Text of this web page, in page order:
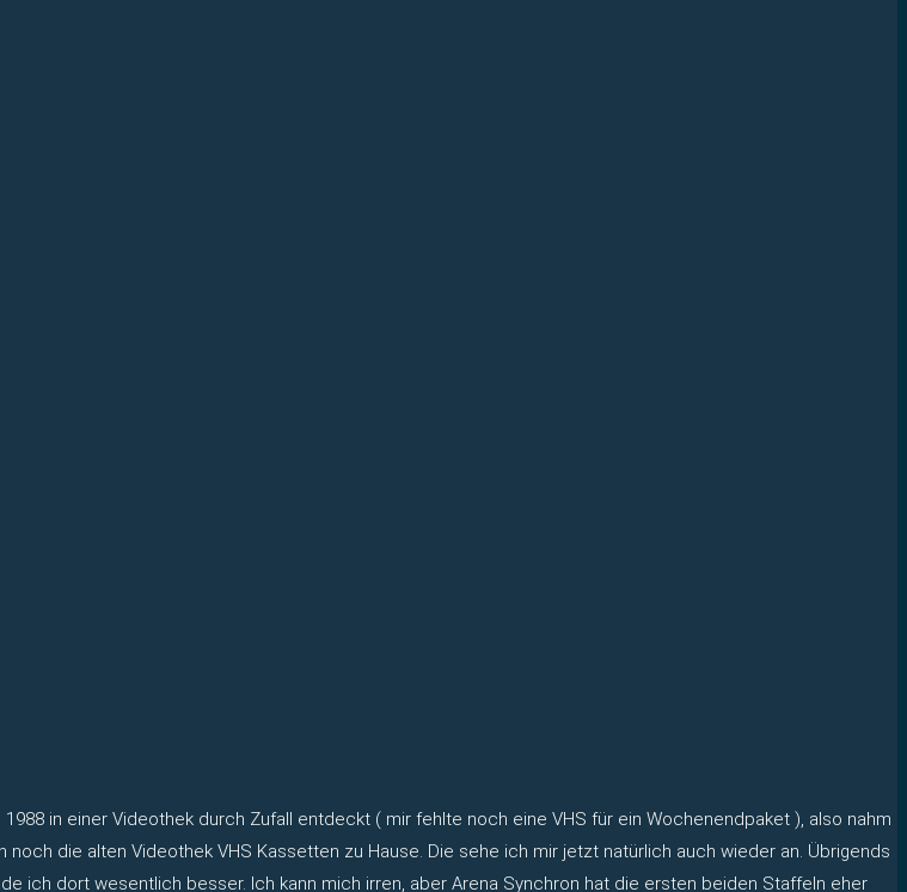
in einer Videothek durch Zufall entdeckt ( mir fehlte noch eine VHS für ein Wochenendpaket ), also nahm
die alten Videothek VHS Kassetten zu Hause. Die sehe ich mir jetzt natürlich auch wieder an. Übrigends
ich dort wesentlich besser. Ich kann mich irren, aber Arena Synchron hat die ersten beiden Staffeln eher